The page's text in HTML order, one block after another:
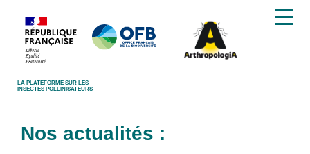
LA PLATEFORME SUR LES
INSECTES POLLINISATEURS
Nos actualités :